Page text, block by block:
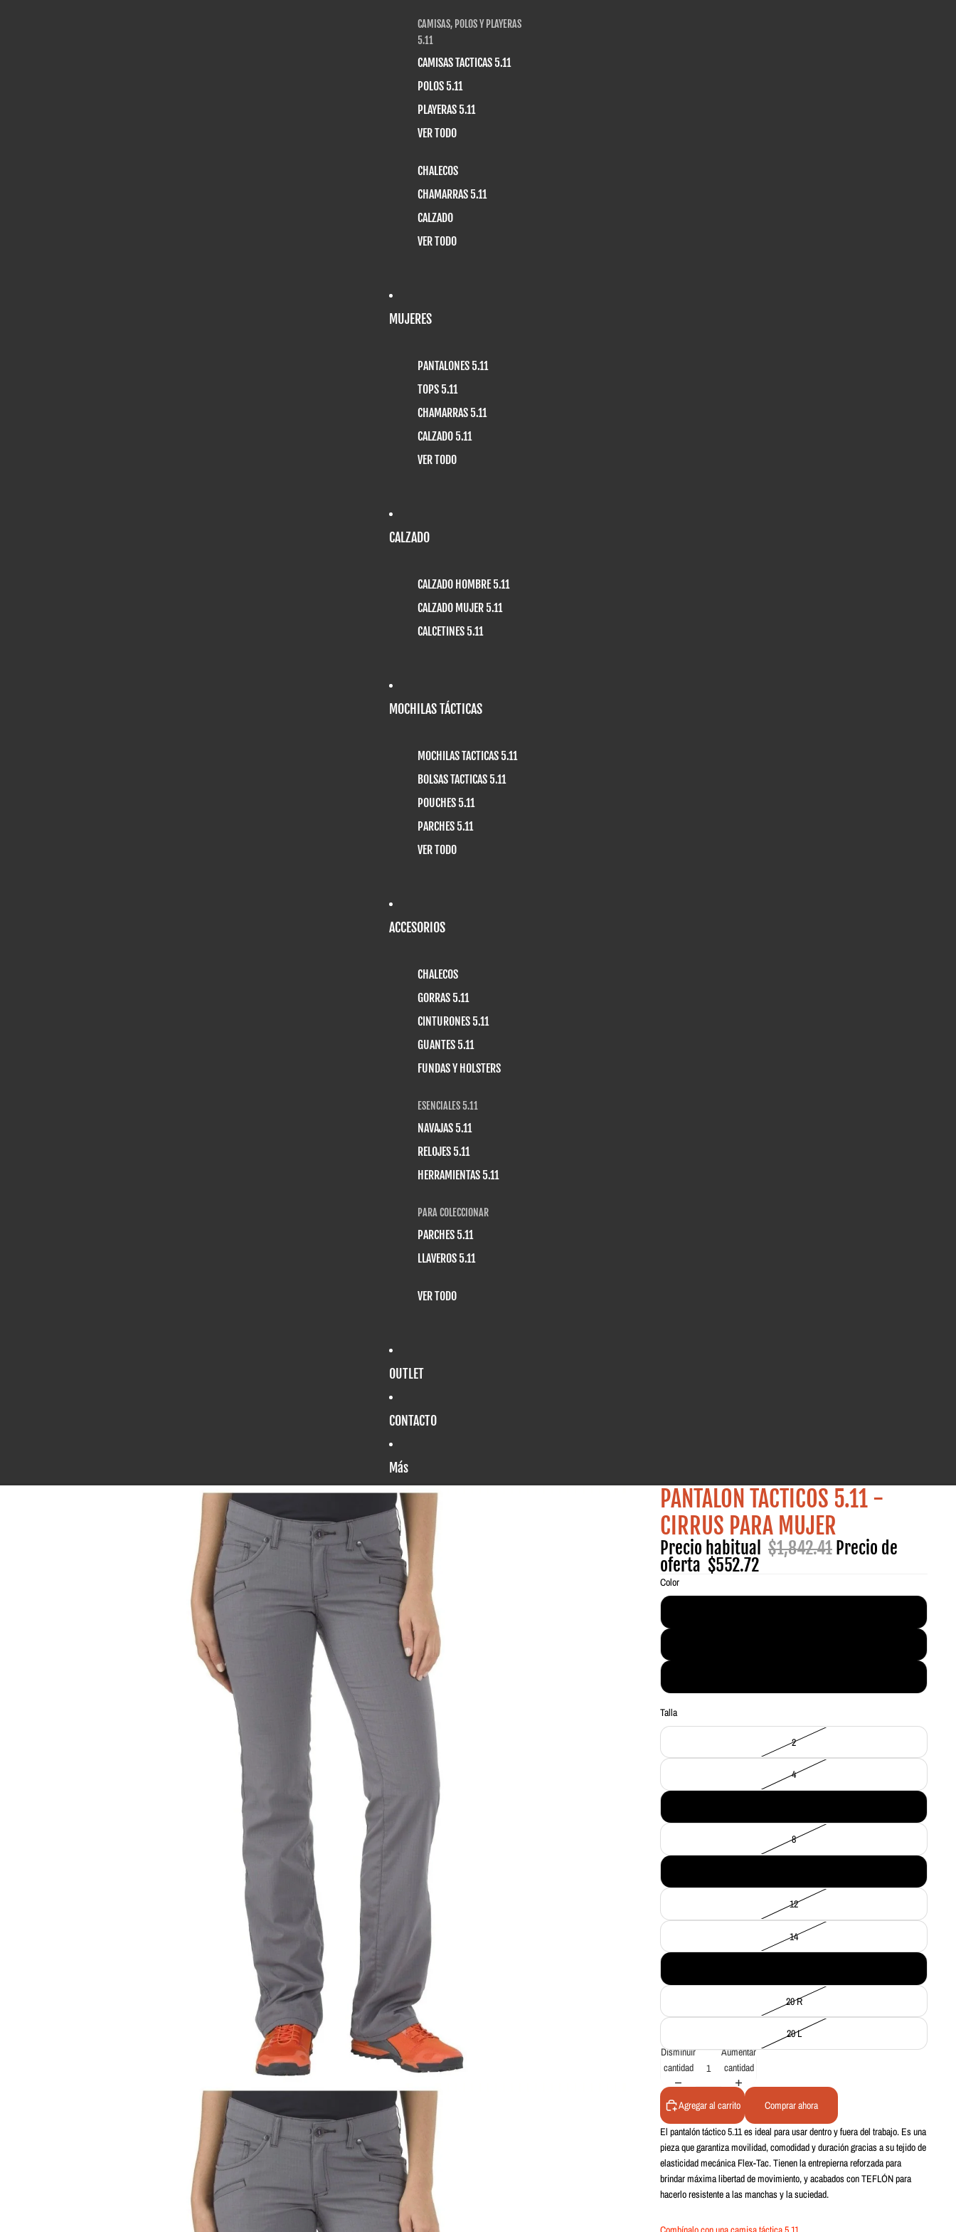
CAMISAS, POLOS Y PLAYERAS
5.11
CAMISAS TACTICAS 5.11
POLOS 5.11
PLAYERAS 5.11
VER TODO
CHALECOS
CHAMARRAS 5.11
CALZADO
VER TODO
MUJERES
PANTALONES 5.11
TOPS 5.11
CHAMARRAS 5.11
CALZADO 5.11
VER TODO
CALZADO
CALZADO HOMBRE 5.11
CALZADO MUJER 5.11
CALCETINES 5.11
MOCHILAS TÁCTICAS
MOCHILAS TACTICAS 5.11
BOLSAS TACTICAS 5.11
POUCHES 5.11
PARCHES 5.11
VER TODO
ACCESORIOS
CHALECOS
GORRAS 5.11
CINTURONES 5.11
GUANTES 5.11
FUNDAS Y HOLSTERS
ESENCIALES 5.11
NAVAJAS 5.11
RELOJES 5.11
HERRAMIENTAS 5.11
PARA COLECCIONAR
PARCHES 5.11
LLAVEROS 5.11
VER TODO
OUTLET
CONTACTO
Más
PANTALON TACTICOS 5.11 -
CIRRUS PARA MUJER
Precio habitual $1,842.41 Precio de
oferta $552.72
Color
Talla
2
4
8
12
14
20 R
20 L
Disminuir
cantidad
Aumentar
cantidad
Agregar al carrito Comprar ahora
El pantalón táctico 5.11 es ideal para usar dentro y fuera del trabajo. Es una
pieza que garantiza movilidad, comodidad y duración gracias a su tejido de
elasticidad mecánica Flex-Tac. Tienen la entrepierna reforzada para
brindar máxima libertad de movimiento, y acabados con TEFLÓNpara
hacerlo resistente a las manchas y la suciedad.